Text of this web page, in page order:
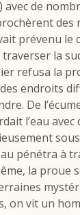
avec de
prévenu le
la
refusa la
endroits
De
l’eau
pénétra à
la proue
on vit un